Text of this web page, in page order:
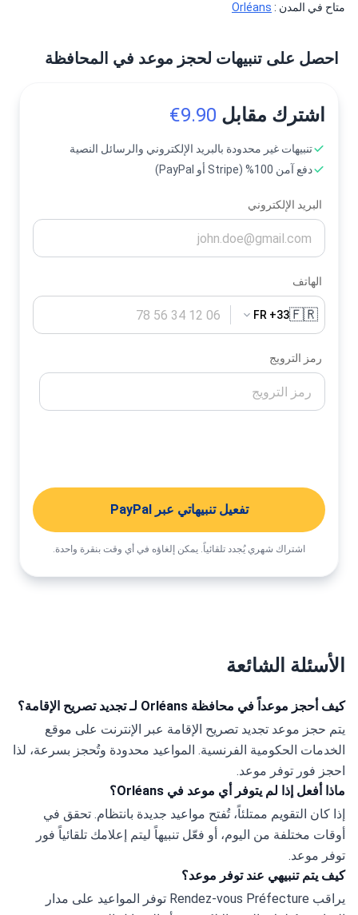
متاح في المدن : Orléans
احصل على تنبيهات لحجز موعد في المحافظة
اشترك مقابل 9.90€
تنبيهات غير محدودة بالبريد الإلكتروني والرسائل النصية
دفع آمن 100% (Stripe أو PayPal)
البريد الإلكتروني
الهاتف
🇫🇷
FR +33
رمز الترويج
تفعيل تنبيهاتي عبر PayPal
اشتراك شهري يُجدد تلقائياً. يمكن إلغاؤه في أي وقت بنقرة واحدة.
الأسئلة الشائعة
كيف أحجز موعداً في محافظة Orléans لـ تجديد تصريح الإقامة؟
احجز فور توفر موعد.
ماذا أفعل إذا لم يتوفر أي موعد في Orléans؟
توفر موعد.
كيف يتم تنبيهي عند توفر موعد؟